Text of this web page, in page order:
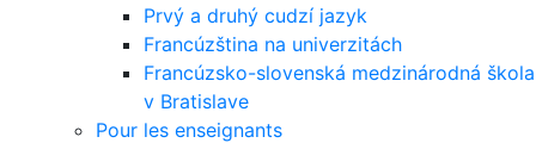
Prvý a druhý cudzí jazyk
Francúzština na univerzitách
Francúzsko-slovenská medzinárodná škola
v Bratislave
Pour les enseignants